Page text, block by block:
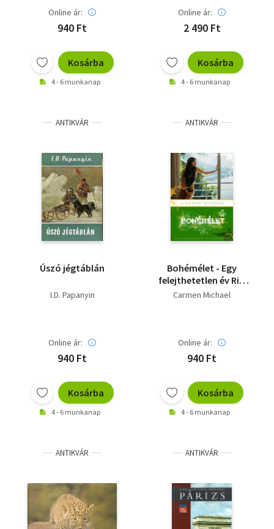
Online ár:
940 Ft
Kosárba
4 - 6 munkanap
Online ár:
2 490 Ft
Kosárba
4 - 6 munkanap
ANTIKVÁR
Úszó jégtáblán
I.D. Papanyin
Online ár:
940 Ft
Kosárba
4 - 6 munkanap
ANTIKVÁR
Bohémélet - Egy
felejthetetlen év Rio
de Janeiroban
Carmen Michael
Online ár:
940 Ft
Kosárba
4 - 6 munkanap
ANTIKVÁR ANTIKVÁR